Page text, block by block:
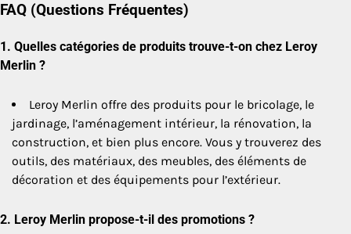
FAQ (Questions Fréquentes)
1. Quelles catégories de produits trouve-t-on chez Leroy
Merlin ?
Leroy Merlin offre des produits pour le bricolage, le
jardinage, l’aménagement intérieur, la rénovation, la
construction, et bien plus encore. Vous y trouverez des
outils, des matériaux, des meubles, des éléments de
décoration et des équipements pour l’extérieur.
2. Leroy Merlin propose-t-il des promotions ?